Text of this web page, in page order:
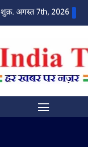
शुक्र. अगस्त 7th, 2026